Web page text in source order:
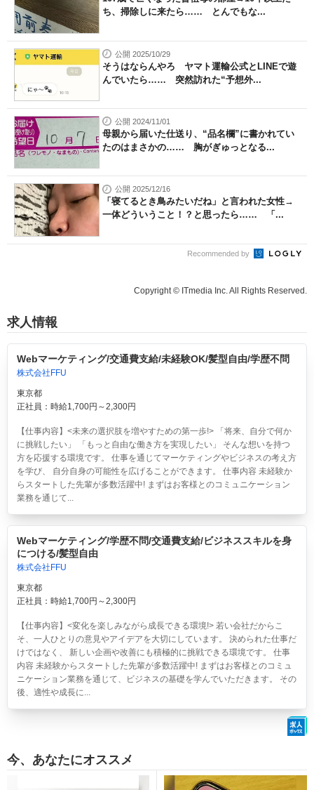
ち、掃除しに来たら…… とんでもな...
公開 2025/10/29
そうはならんやろ ヤマト運輸公式とLINEで遊
んでいたら…… 突然訪れた“予想外...
公開 2024/11/01
母親から届いた仕送り、“品名欄”に書かれてい
たのはまさかの…… 胸がぎゅっとなる...
公開 2025/12/16
「寝てるとき鳥みたいだね」と言われた女性→
一体どういうこと！？と思ったら…… 「...
Recommended by
Copyright © ITmedia Inc. All Rights Reserved.
求人情報
Webマーケティング/交通費支給/未経験OK/髪型自由/学歴不問
株式会社FFU
東京都
正社員：時給1,700円～2,300円
【仕事内容】<未来の選択肢を増やすための第一歩!> 「将来、自分で何か
に挑戦したい」 「もっと自由な働き方を実現したい」 そんな想いを持つ
方を応援する環境です。 仕事を通じてマーケティングやビジネスの考え方
を学び、 自分自身の可能性を広げることができます。 仕事内容 未経験か
らスタートした先輩が多数活躍中! まずはお客様とのコミュニケーション
業務を通じて...
Webマーケティング/学歴不問/交通費支給/ビジネススキルを身
につける/髪型自由
株式会社FFU
東京都
正社員：時給1,700円～2,300円
【仕事内容】<変化を楽しみながら成長できる環境!> 若い会社だからこ
そ、一人ひとりの意見やアイデアを大切にしています。 決められた仕事だ
けではなく、 新しい企画や改善にも積極的に挑戦できる環境です。 仕事
内容 未経験からスタートした先輩が多数活躍中! まずはお客様とのコミュ
ニケーション業務を通じて、ビジネスの基礎を学んでいただきます。 その
後、適性や成長に...
今、あなたにオススメ